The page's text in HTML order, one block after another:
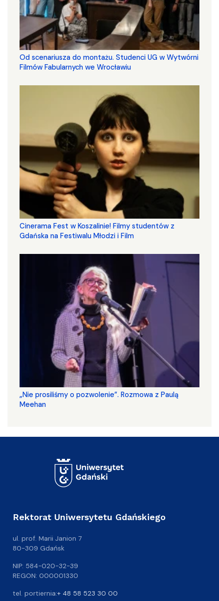
Od scenariusza do montażu. Studenci UG w Wytwórni
Filmów Fabularnych we Wrocławiu
Cinerama Fest w Koszalinie! Filmy studentów z
Gdańska na Festiwalu Młodzi i Film
„Nie prosiliśmy o pozwolenie”. Rozmowa z Paulą
Meehan
Rektorat Uniwersytetu Gdańskiego
ul. prof. Marii Janion 7
80-309 Gdańsk
NIP: 584-020-32-39
REGON: 000001330
tel. portiernia:+ 48 58 523 30 00